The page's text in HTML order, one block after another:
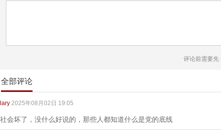
评论前需要先
全部评论
lary 2025年08月02日 19:05
社会坏了，没什么好说的，那些人都知道什么是党的底线